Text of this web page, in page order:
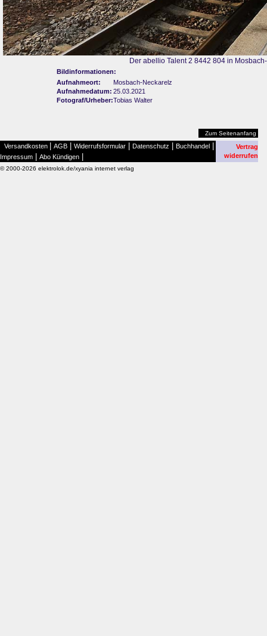
Der abellio Talent 2 8442 804 in
Bildinformationen:
Aufnahmeort:
Mosbach-Neckarelz
Aufnahmedatum: 25.03.2021
Fotograf/Urheber:Tobias Walter
Zum Seitenanfang
Versandkosten AGB Widerrufsformular Datenschutz Buchhandel
Impressum Abo Kündigen
Vertrag
widerrufen
© 2000-2026 elektrolok.de/xyania internet verlag